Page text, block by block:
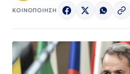
ΚΟΙΝΟΠΟΙΗΣΗ